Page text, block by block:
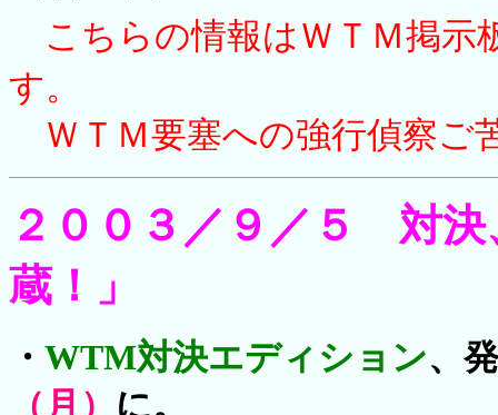
こちらの情報はＷＴＭ掲示
す。
ＷＴＭ要塞への強行偵察ご
２００３／９／５ 対
蔵！」
・ WTM対決エディション、
（月） に。